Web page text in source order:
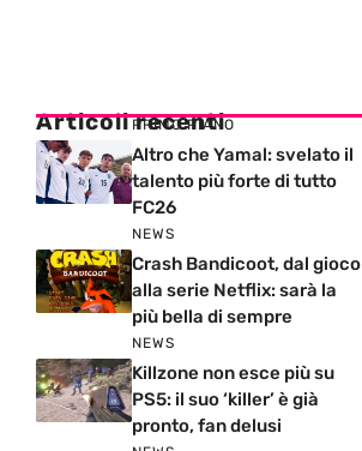
Articoli recenti
PRIMO PIANO
Altro che Yamal: svelato il
talento più forte di tutto
FC26
NEWS
Crash Bandicoot, dal gioco
alla serie Netflix: sarà la
più bella di sempre
NEWS
Killzone non esce più su
PS5: il suo ‘killer’ è già
pronto, fan delusi